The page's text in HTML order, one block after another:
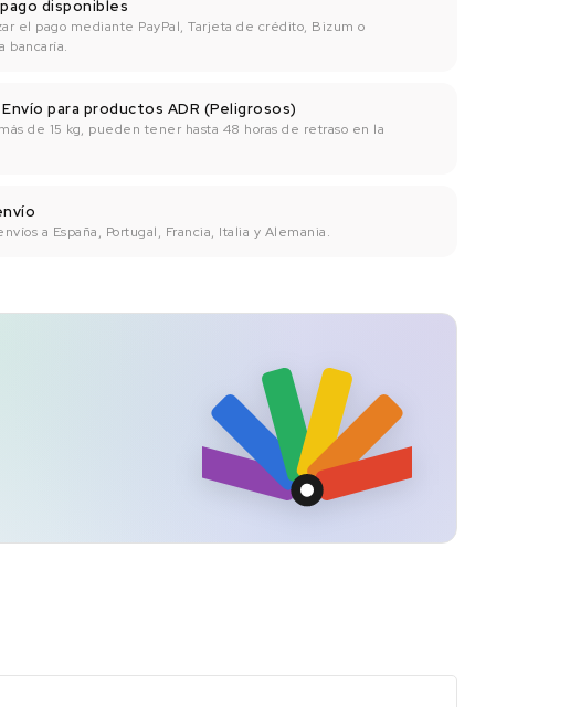
disponibles
el pago mediante PayPal, Tarjeta de crédito, Bizum o
bancaría.
para productos ADR (Peligrosos)
de 15 kg, pueden tener hasta 48 horas de retraso en la
a España, Portugal, Francia, Italia y Alemania.